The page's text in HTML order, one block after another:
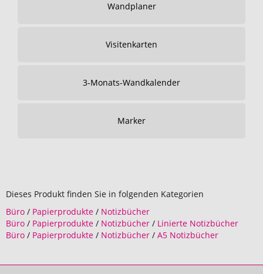
Wandplaner
Visitenkarten
3-Monats-Wandkalender
Marker
Dieses Produkt finden Sie in folgenden Kategorien
Büro / Papierprodukte / Notizbücher
Büro / Papierprodukte / Notizbücher / Linierte Notizbücher
Büro / Papierprodukte / Notizbücher / A5 Notizbücher